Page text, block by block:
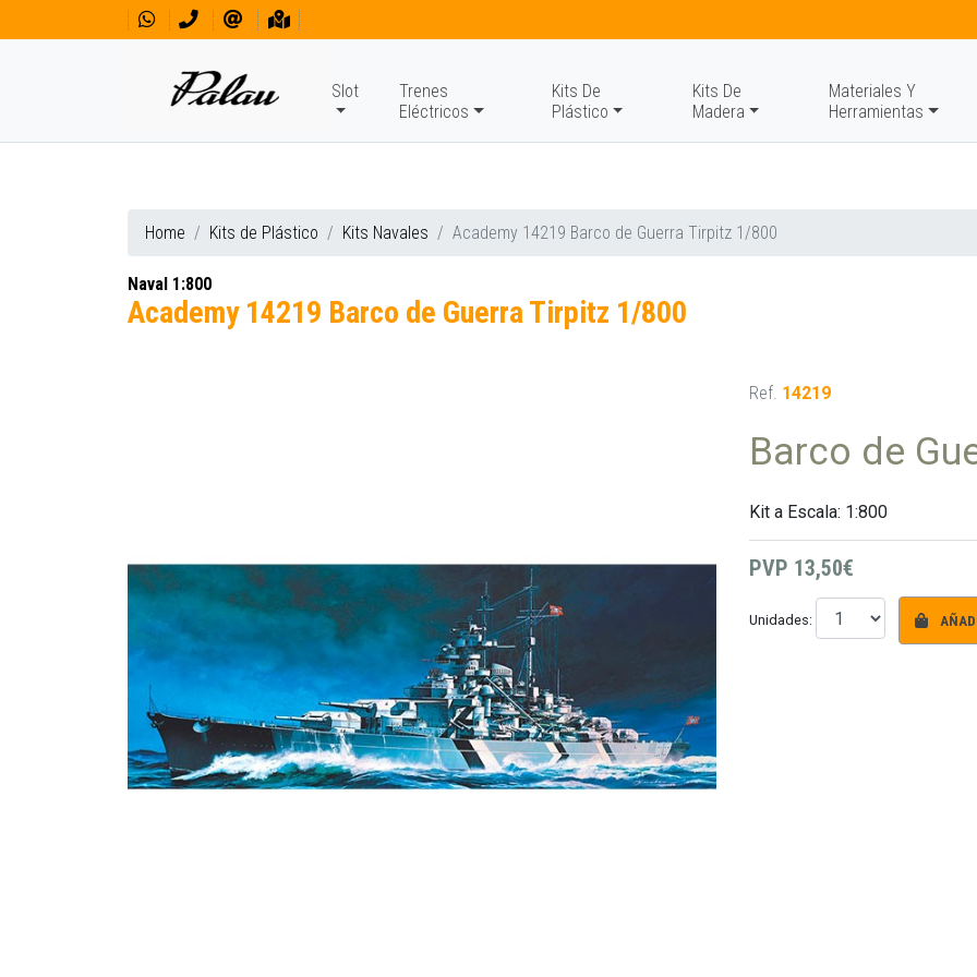
Slot
Trenes
Eléctricos
Kits De
Plástico
Kits De
Madera
Materiales Y
Herramientas
Home Kits de Plástico Kits Navales Academy 14219 Barco de Guerra Tirpitz 1/800
Naval 1:800
Academy 14219 Barco de Guerra Tirpitz 1/800
Ref. 14219
Barco de
Kit a Escala: 1:800
PVP 13,50€
Unidades: